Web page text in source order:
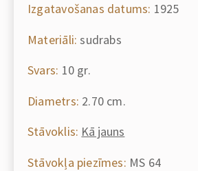
Izgatavošanas datums: 1925
Materiāli: sudrabs
Svars: 10 gr.
Diametrs: 2.70 cm.
Stāvoklis: Kā jauns
Stāvokļa piezīmes: MS 64